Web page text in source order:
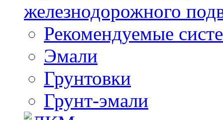
железнодорожного
Рекомендуемые
Эмали
Грунтовки
Грунт-эмали